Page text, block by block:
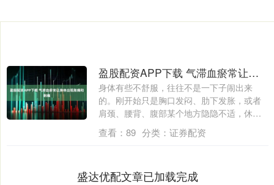
盈股配资APP下载 气滞血瘀常让身体出现胀痛和刺痛
身体有些不舒服，往往不是一下子闹出来
的。刚开始只是胸口发闷、肋下发胀，或者
肩颈、腰背、腹部某个地方隐隐不适，休息
一下又好....
查看： 89 分类： 证券配资
盛达优配文章已加载完成